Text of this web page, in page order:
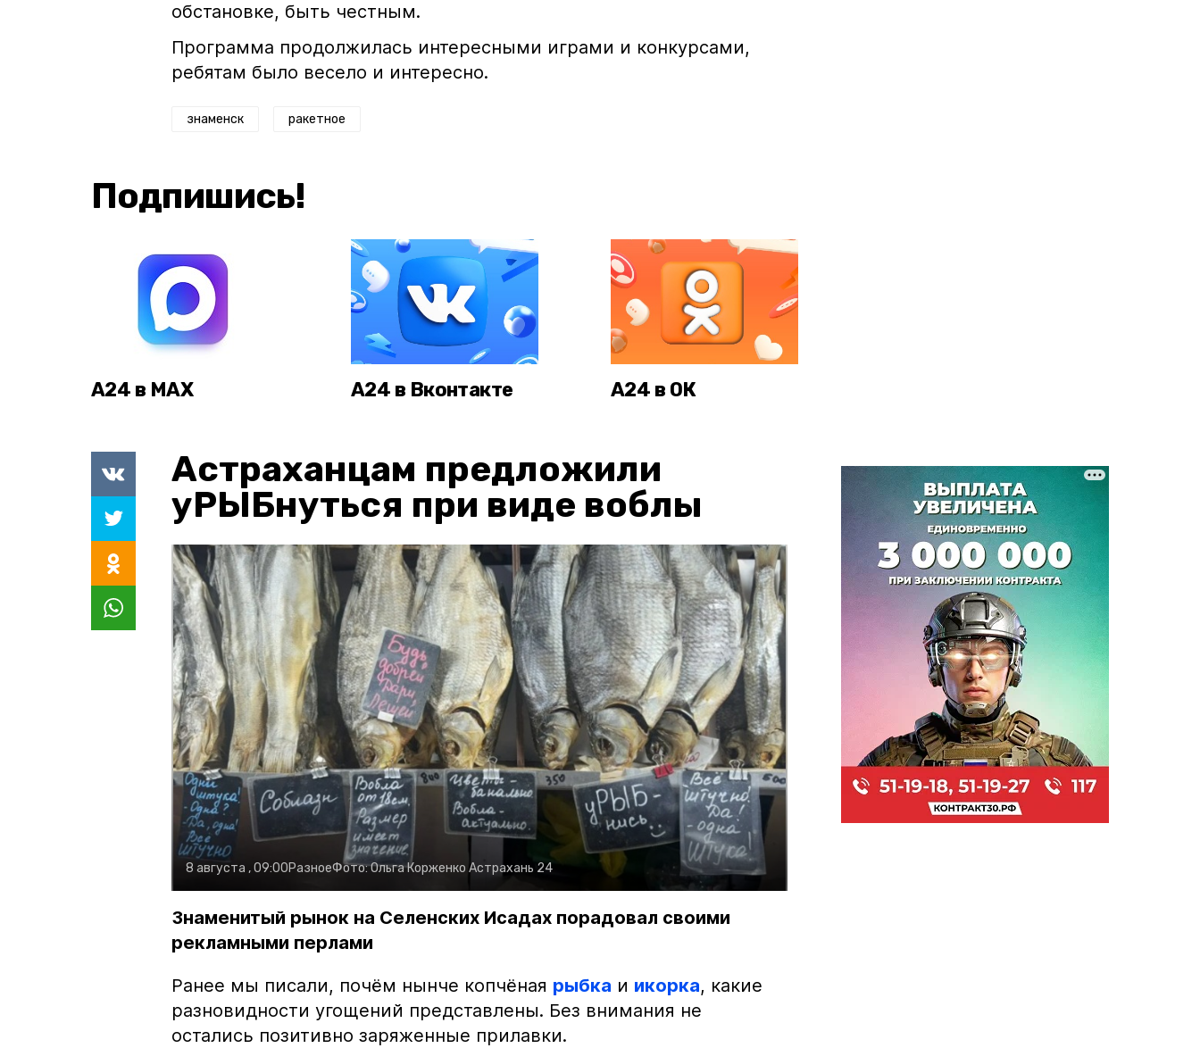
обстановке, быть честным.
Программа продолжилась интересными играми и конкурсами,
ребятам было весело и интересно.
знаменск ракетное
Подпишись!
А24 в MAX А24 в Вконтакте А24 в ОК
Астраханцам предложили
уРЫБнуться при виде воблы
8 августа , 09:00РазноеФото:Ольга Корженко Астрахань 24
Знаменитый рынок на Селенских Исадах порадовал своими
рекламными перлами
Ранее мы писали, почём нынче копчёная рыбка и икорка, какие
разновидности угощений представлены. Без внимания не
остались позитивно заряженные прилавки.